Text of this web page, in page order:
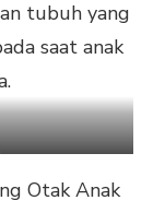
tubuh yang
saat anak
Otak Anak